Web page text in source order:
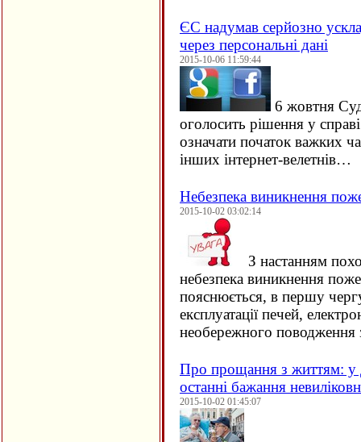
ЄC надумав серйозно
через персональні дані
2015-10-06 11:59:44
6 жовтня
оголосить рішення у
означати початок важких
інших інтернет-велетнів…
Небезпека виникнення
2015-10-02 03:02:14
З настанням
небезпека виникнення
пояснюється, в першу
експлуатації печей,
необережного поводження
Про прощання з життям: у
останні бажання
2015-10-02 01:45:07